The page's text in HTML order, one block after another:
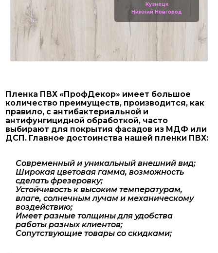
Кузнецк
Нижний Новгород
Пленка ПВХ «ПрофДекор» имеет большое
количество преимуществ, производится, как
правило, с антибактериальной и
антифунгицидной обработкой, часто
выбирают для покрытия фасадов из МДФ или
ДСП. Главное достоинства нашей пленки ПВХ:
Современный и уникальный внешний вид;
Широкая цветовая гамма, возможность
сделать фрезеровку;
Устойчивость к высоким температурам,
влаге, солнечным лучам и механическому
воздействию;
Имеет разные толщины для удобства
работы разных клиентов;
Сопутствующие товары со скидками;